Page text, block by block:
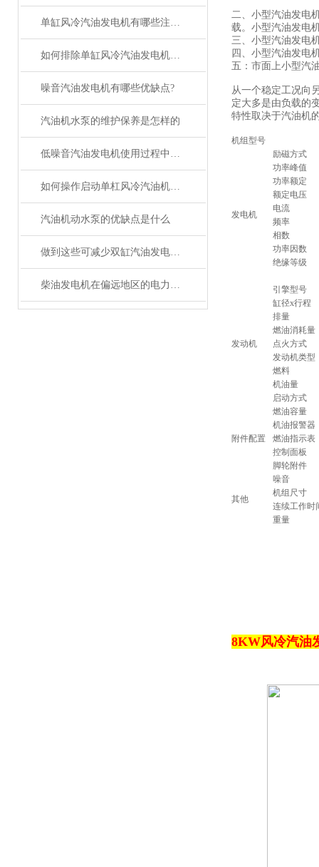
单缸风冷汽油发电机有哪些注意事项
如何排除单缸风冷汽油发电机常见故障
噪音汽油发电机有哪些优缺点?
汽油机水泵的维护保养是怎样的
低噪音汽油发电机使用过程中几种不正常现象解析
如何操作启动单杠风冷汽油机水泵
汽油机动水泵的优缺点是什么
做到这些可减少双缸汽油发电机故障的发生！
柴油发电机在偏远地区的电力供应解决方案
二、小型汽油发电
载。小型汽油发电
三、小型汽油发电
四、小型汽油发电
五：市面上小型汽
从一个稳定工况向
定大多是由负载的
特性取决于汽油机
机组型号
发电机
励磁方式
功率峰值
功率额定
额定电压
电流
频率
相数
功率因数
绝缘等级
发动机
引擎型号
缸径x行程
排量
燃油消耗量
点火方式
发动机类型
燃料
机油量
启动方式
附件配置
燃油容量
机油报警器
燃油指示表
控制面板
脚轮附件
其他
噪音
机组尺寸
连续工作时
重量
8KW风冷汽油